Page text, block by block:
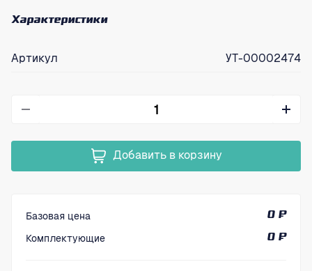
Характеристики
Артикул УТ-00002474
Добавить в корзину
Базовая цена
0 ₽
Комплектующие
0 ₽